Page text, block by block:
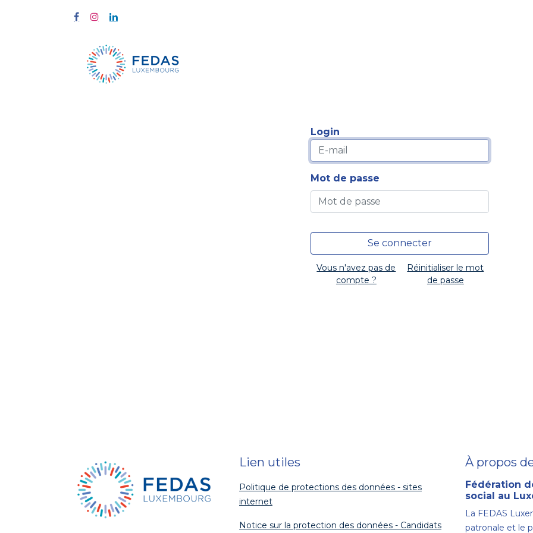
Login
Mot de passe
Se connecter
Vous n'avez pas de
compte ?
Réinitialiser le mot
de passe
Lien utiles
Politique de protections des données - sites
internet
Notice sur la protection des données - Candidats
À propos
Fédération
social au
La FEDAS
patronale et le